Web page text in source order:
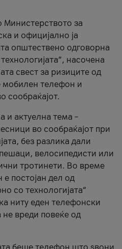
Министерството за
и официјално ја
општествено одговорна
насочена
свест за ризиците од
мобилен телефон и
сообраќајот.
и актуелна тема –
во сообраќајот при
без разлика дали
велосипедисти или
тротинети. Во време
постојан дел од
со технологијата“
ниту еден телефонски
вреди повеќе од